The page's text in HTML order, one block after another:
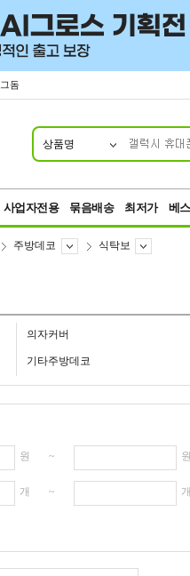
돔
상품명
사업자전용 묶음배송 최저가 베
주방데코 식탁보
의자커버
기타주방데코
원 ~
개 ~